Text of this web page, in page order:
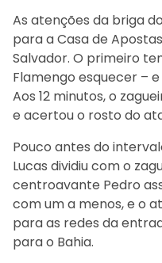
As atenções da briga
para a Casa de
Salvador. O primeiro
Flamengo esquecer –
Aos 12 minutos, o
e acertou o rosto do
Pouco antes do
Lucas dividiu com o
centroavante Pedro
com um a menos, e o
para as redes da
para o Bahia.